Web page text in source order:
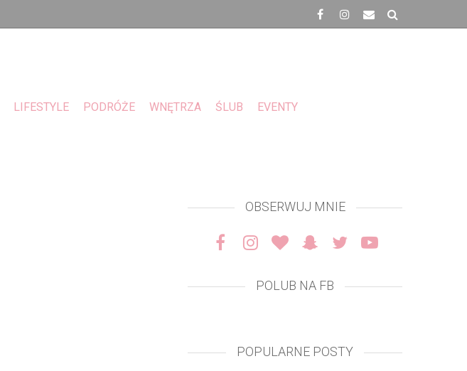
LIFESTYLE PODRÓŻE WNĘTRZA ŚLUB EVENTY
OBSERWUJ MNIE
POLUB NA FB
POPULARNE POSTY